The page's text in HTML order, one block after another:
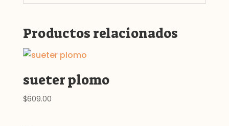
Productos relacionados
sueter plomo
$609.00